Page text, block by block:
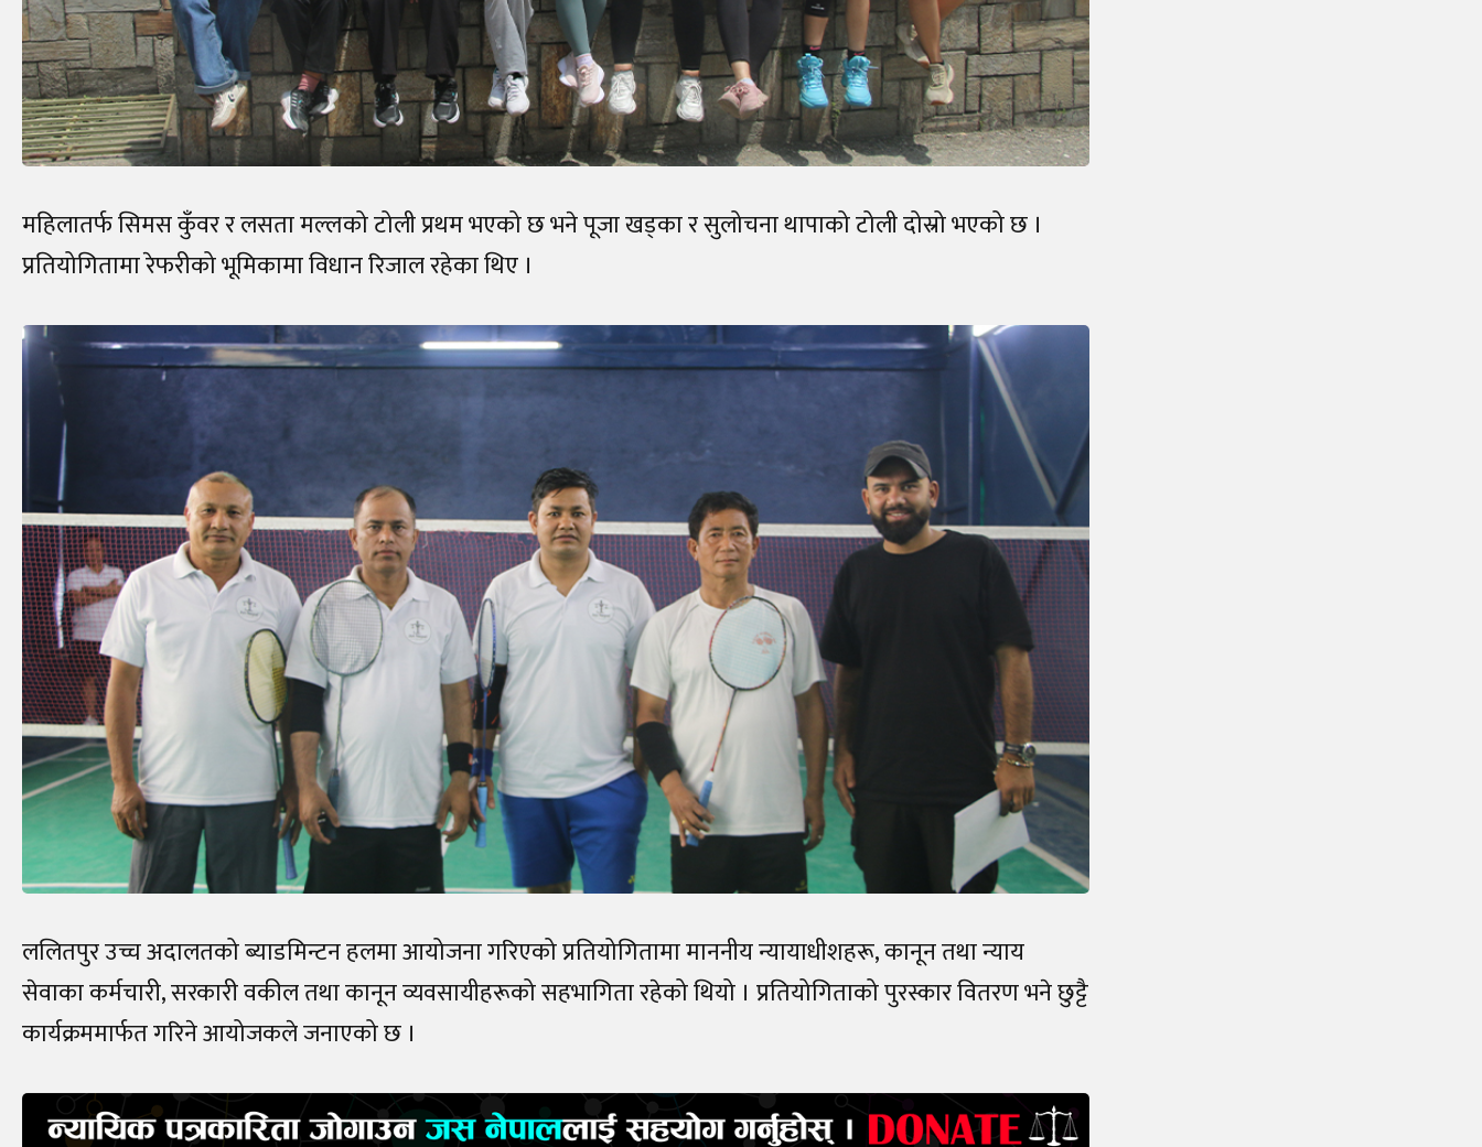
महिलातर्फ सिमस कुँवर र लसता मल्लको टोली प्रथम भएको छ भने पूजा खड्का र सुलोचना थापाको टोली दोस्रो भएको छ ।
प्रतियोगितामा रेफरीको भूमिकामा विधान रिजाल रहेका थिए ।
ललितपुर उच्च अदालतको ब्याडमिन्टन हलमा आयोजना गरिएको प्रतियोगितामा माननीय न्यायाधीशहरू, कानून तथा न्याय
सेवाका कर्मचारी, सरकारी वकील तथा कानून व्यवसायीहरूको सहभागिता रहेको थियो । प्रतियोगिताको पुरस्कार वितरण भने छुट्टै
कार्यक्रममार्फत गरिने आयोजकले जनाएको छ ।